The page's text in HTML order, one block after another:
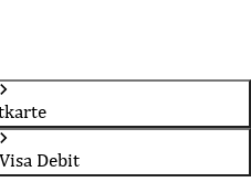
Debit